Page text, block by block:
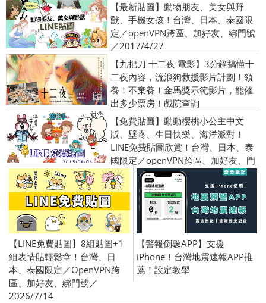
【最新貼圖】動物朋友、美女與野
獸、手機女孩！台灣、日本、泰國限
定／openVPN跨區、加好友、綁門號
／2017/4/27
【九把刀 十二夜 電影】3分鐘搞懂十
二夜內容，流浪狗救援影片計劃！領
養！不棄養！金馬獎示範影片，能催
出多少票房！戲院查詢
【免費貼圖】動動櫻桃小公主中文
版、壁咚、生日快樂、海洋派對！
LINE免費貼圖欣賞！台灣、日本、泰
國限定／openVPN跨區、加好友、門
號圖／2015/8/04
【LINE免費貼圖】8組貼圖+1
組表情貼輕鬆拿！台灣、日
本、泰國限定／OpenVPN跨
區、加好友、綁門號／
2026/7/14
【警報倒數APP】支援
iPhone！台灣地震速報APP推
薦！設定教學